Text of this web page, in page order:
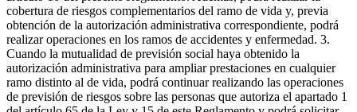
cobertura de riesgos complementarios del ramo de vida y, previa
obtención de la autorización administrativa correspondiente, podrá
realizar operaciones en los ramos de accidentes y enfermedad. 3.
Cuando la mutualidad de previsión social haya obtenido la
autorización administrativa para ampliar prestaciones en cualquier
ramo distinto al de vida, podrá continuar realizando las operaciones
de previsión de riesgos sobre las personas que autoriza el apartado 1